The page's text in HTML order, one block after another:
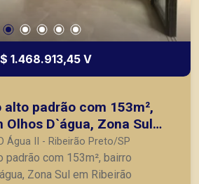
1.468.913,45 V
padrão com 153m²,
Olhos D`água, Zona Sul
SP.
Água II - Ribeirão Preto/SP
padrão com 153m², bairro
Zona Sul em Ribeirão